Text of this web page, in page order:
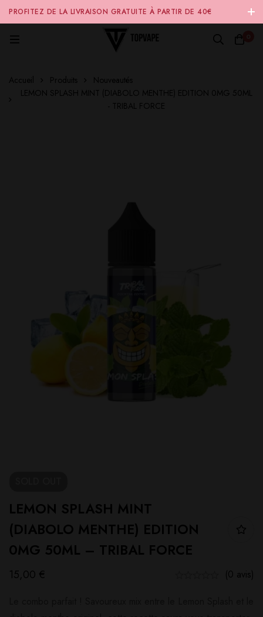
PROFITEZ DE LA LIVRAISON GRATUITE À PARTIR DE 40€
D'ACHAT SUR NOTRE SITE INTERNET 🚚
Accueil Produits
Nouveautés
LEMON SPLASH MINT (DIABOLO MENTHE) EDITION 0MG 50ML
- TRIBAL FORCE
LEMON SPLASH MINT
(DIABOLO MENTHE) EDITION
0MG 50ML – TRIBAL FORCE
15,00 €
(0 avis)